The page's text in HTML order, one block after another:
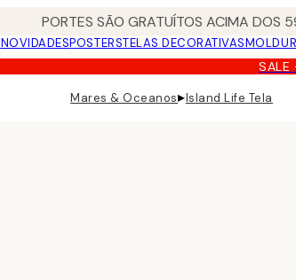
PORTES SÃO GRATUÍTOS ACIMA DOS
NOVIDADESPOSTERSTELAS DECORATIVAS
SALE
Mares & Oceanos▸Island Life Tela